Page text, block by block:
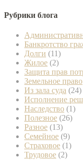
Рубрики блога
Банкротство
Долги (11)
Жилое (2)
Защита прав
Земельное право
Из зала суда (24)
Исполнение
Наследство (1)
Полезное (26)
Разное (13)
Семейное (9)
Страховое (1)
Трудовое (2)